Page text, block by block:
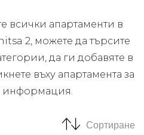
всички апартаменти в
2, можете да търсите
да ги добавяте в
въху апартамента за
информация.
Сортиране